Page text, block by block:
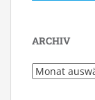
ARCHIV
Archiv